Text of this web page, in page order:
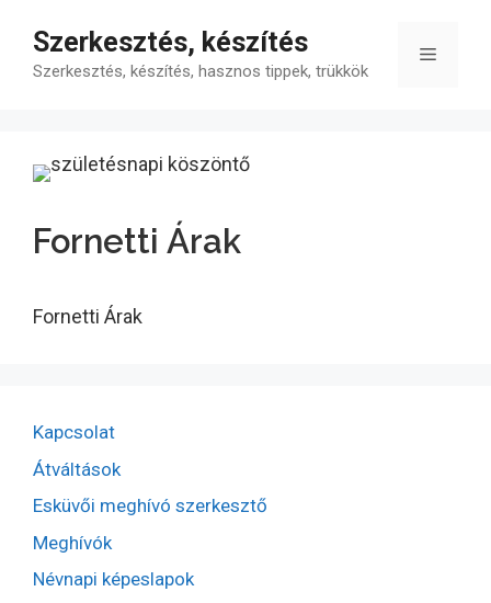
tartalomba
Szerkesztés, készítés
Szerkesztés, készítés, hasznos tippek, trükkök
Menü
Fornetti Árak
Fornetti Árak
Kapcsolat
Átváltások
Esküvői meghívó szerkesztő
Meghívók
Névnapi képeslapok